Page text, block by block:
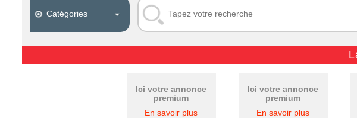
Ici votre annonce
premium
En savoir plus
Ici votre annonce
premium
En savoir plus